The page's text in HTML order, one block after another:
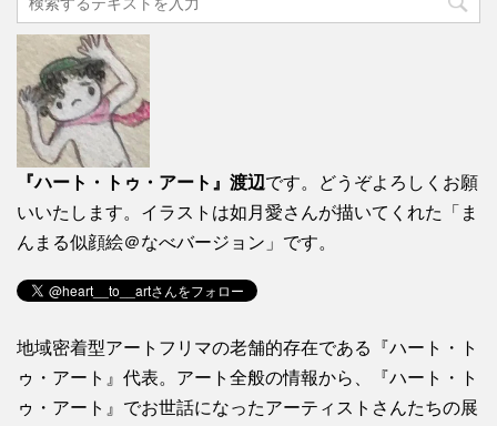
『ハート・トゥ・アート』渡辺です。どうぞよろしくお願
いいたします。イラストは如月愛さんが描いてくれた「ま
んまる似顔絵＠なべバージョン」です。
地域密着型アートフリマの老舗的存在である『ハート・ト
ゥ・アート』代表。アート全般の情報から、『ハート・ト
ゥ・アート』でお世話になったアーティストさんたちの展